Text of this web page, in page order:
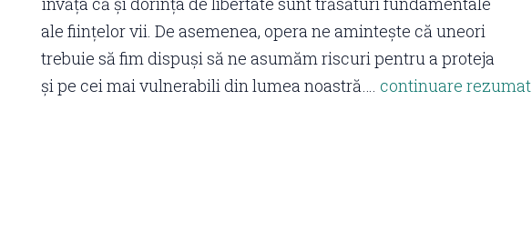
ale ființelor vii. De asemenea, opera ne amintește că uneori
trebuie să fim dispuși să ne asumăm riscuri pentru a proteja
și pe cei mai vulnerabili din lumea noastră…. continuare rezumat